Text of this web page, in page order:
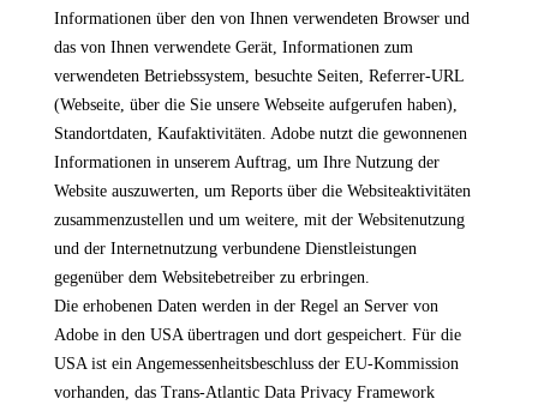
Informationen über den von Ihnen verwendeten Browser und
das von Ihnen verwendete Gerät, Informationen zum
verwendeten Betriebssystem, besuchte Seiten, Referrer-URL
(Webseite, über die Sie unsere Webseite aufgerufen haben),
Standortdaten, Kaufaktivitäten. Adobe nutzt die gewonnenen
Informationen in unserem Auftrag, um Ihre Nutzung der
Website auszuwerten, um Reports über die Websiteaktivitäten
zusammenzustellen und um weitere, mit der Websitenutzung
und der Internetnutzung verbundene Dienstleistungen
gegenüber dem Websitebetreiber zu erbringen.
Die erhobenen Daten werden in der Regel an Server von
Adobe in den USA übertragen und dort gespeichert. Für die
USA ist ein Angemessenheitsbeschluss der EU-Kommission
vorhanden, das Trans-Atlantic Data Privacy Framework